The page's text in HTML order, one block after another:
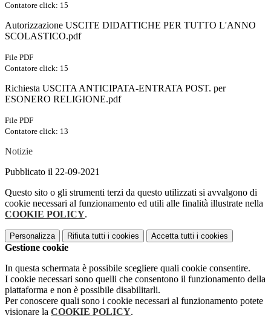
Contatore click: 15
Autorizzazione USCITE DIDATTICHE PER TUTTO L'ANNO
SCOLASTICO.pdf
File PDF
Contatore click: 15
Richiesta USCITA ANTICIPATA-ENTRATA POST. per
ESONERO RELIGIONE.pdf
File PDF
Contatore click: 13
Notizie
Pubblicato il 22-09-2021
Questo sito o gli strumenti terzi da questo utilizzati si avvalgono di
cookie necessari al funzionamento ed utili alle finalità illustrate nella
COOKIE POLICY.
Personalizza Rifiuta tutti i cookies Accetta tutti i cookies
Gestione cookie
In questa schermata è possibile scegliere quali cookie consentire.
I cookie necessari sono quelli che consentono il funzionamento della
piattaforma e non è possibile disabilitarli.
Per conoscere quali sono i cookie necessari al funzionamento potete
visionare la COOKIE POLICY.